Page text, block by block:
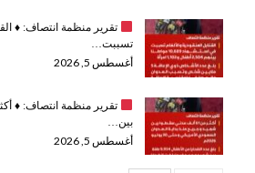
تقرير منظمة انتصاف: ♦️
تسببت…
أغسطس 5, 2026
تقرير منظمة انتصاف: ♦️
بين…
أغسطس 5, 2026